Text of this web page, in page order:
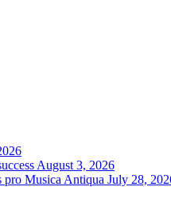
August 3, 2026
pro Musica Antiqua July 28,